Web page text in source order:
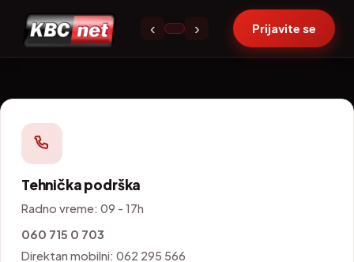
Kontakt ‹ › Prijavite se
Tehnička podrška
Radno vreme: 09 - 17h
060 715 0 703
Direktan mobilni: 062 295 566